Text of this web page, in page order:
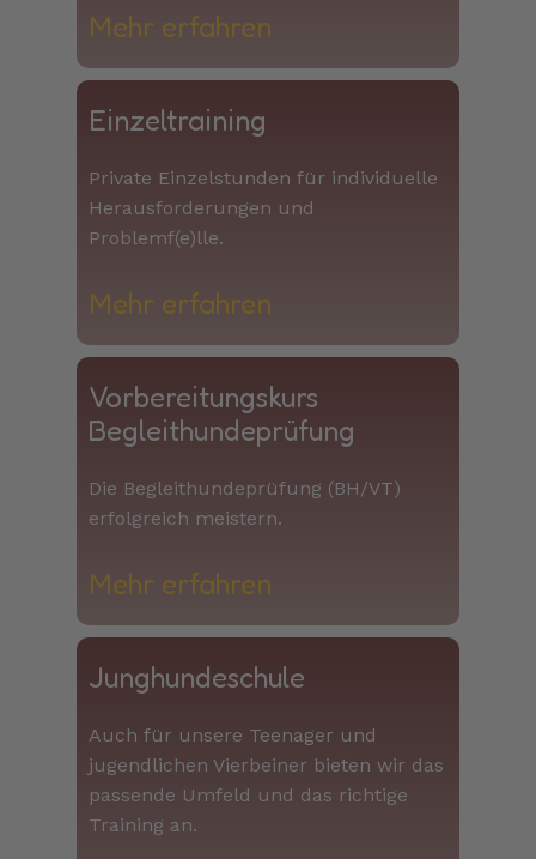
Mehr erfahren​​
Einzeltraining
Private Einzelstunden für individuelle
Herausforderungen und
Problemf(e)lle.
Mehr erfahren​​
Vorbereitungskurs
Begleithundeprüfung
Die Begleithundeprüfung (BH/VT)
erfolgreich meistern.
Mehr erfahren​​
Junghundeschule
Auch für unsere Teenager und
jugendlichen Vierbeiner bieten wir das
passende Umfeld und das richtige
Training an.